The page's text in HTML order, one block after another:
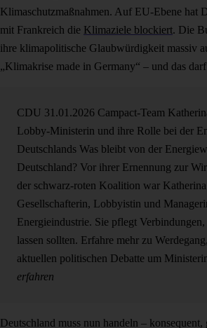
Klimaschutzmaßnahmen. Auf EU-Ebene hat
mit Frankreich die Klimaziele blockiert. Die
ihre klimapolitische Glaubwürdigkeit massiv
„Klimakrise made in Germany“ – und das
CDU 31.01.2026 Campact-Team
Lobby-Ministerin und ihre Rolle bei der
Deutschlands Was bleibt von der
Deutschland? Vor ihrer Ernennung zur
der schwarz-roten Koalition war
Gesellschafterin, Lobbyistin und
Energieindustrie. Sie pflegt
lassen sollten. Erfahre mehr zu
aktuellen politischen Debatte um
erfahren
Deutschland muss nun handeln –